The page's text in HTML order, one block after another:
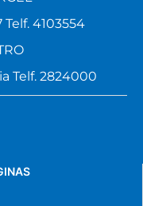
Telf. 4103554
Telf. 2824000